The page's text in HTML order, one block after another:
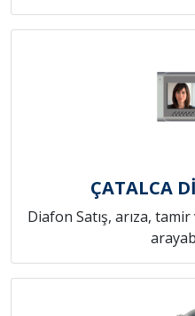
ÇATALCA
Diafon Satış, arıza,